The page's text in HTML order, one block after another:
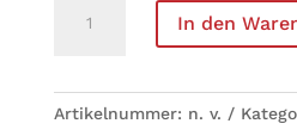
Mol­
In den
Arti­kel­num­mer: n. v.